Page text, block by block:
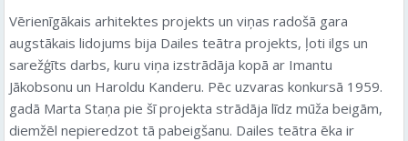
Vērienīgākais arhitektes projekts un viņas radošā gara
augstākais lidojums bija Dailes teātra projekts, ļoti ilgs un
sarežģīts darbs, kuru viņa izstrādāja kopā ar Imantu
Jākobsonu un Haroldu Kanderu. Pēc uzvaras konkursā 1959.
gadā Marta Staņa pie šī projekta strādāja līdz mūža beigām,
diemžēl nepieredzot tā pabeigšanu. Dailes teātra ēka ir